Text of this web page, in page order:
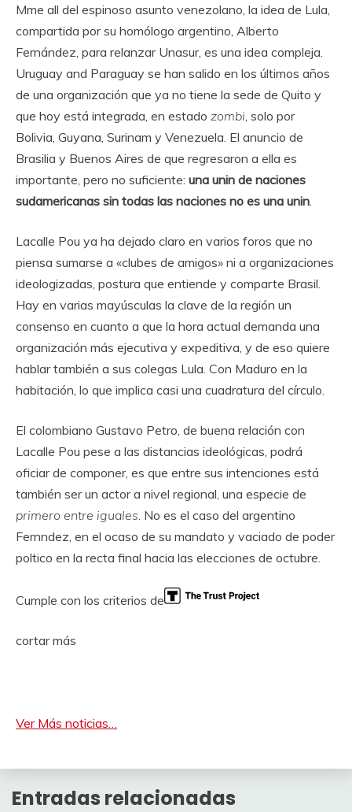
Mme all del espinoso asunto venezolano, la idea de Lula,
compartida por su homólogo argentino, Alberto
Fernández, para relanzar Unasur, es una idea compleja.
Uruguay and Paraguay se han salido en los últimos años
de una organización que ya no tiene la sede de Quito y
que hoy está integrada, en estado zombi, solo por
Bolivia, Guyana, Surinam y Venezuela. El anuncio de
Brasilia y Buenos Aires de que regresaron a ella es
importante, pero no suficiente: una unin de naciones
sudamericanas sin todas las naciones no es una unin.
Lacalle Pou ya ha dejado claro en varios foros que no
piensa sumarse a «clubes de amigos» ni a organizaciones
ideologizadas, postura que entiende y comparte Brasil.
Hay en varias mayúsculas la clave de la región un
consenso en cuanto a que la hora actual demanda una
organización más ejecutiva y expeditiva, y de eso quiere
hablar también a sus colegas Lula. Con Maduro en la
habitación, lo que implica casi una cuadratura del círculo.
El colombiano Gustavo Petro, de buena relación con
Lacalle Pou pese a las distancias ideológicas, podrá
oficiar de componer, es que entre sus intenciones está
también ser un actor a nivel regional, una especie de
primero entre iguales. No es el caso del argentino
Fernndez, en el ocaso de su mandato y vaciado de poder
poltico en la recta final hacia las elecciones de octubre.
Cumple con los criterios de
cortar más
Ver Más noticias…
Entradas relacionadas